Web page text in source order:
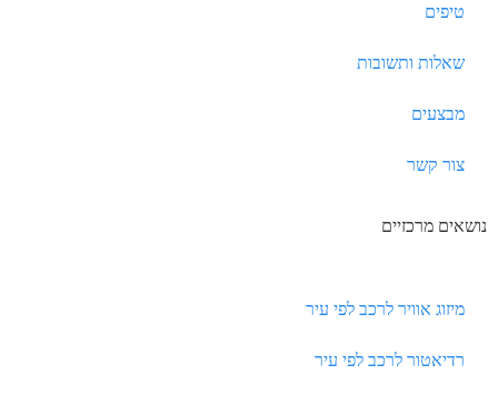
טיפים
שאלות ותשובות
מבצעים
צור קשר
נושאים מרכזיים
מיזוג אוויר לרכב לפי עיר
רדיאטור לרכב לפי עיר